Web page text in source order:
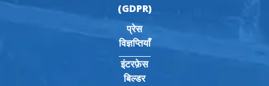
(GDPR)
प्रेस
विज्ञप्तियाँ
इंटरफ़ेस
बिल्डर